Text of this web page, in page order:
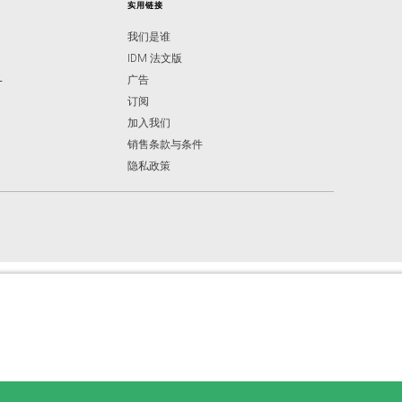
实用链接
我们是谁
IDM 法文版
广告
订阅
加入我们
销售条款与条件
隐私政策